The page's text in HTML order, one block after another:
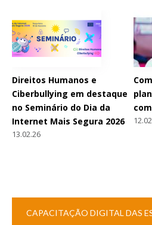
Direitos Humanos e
Ciberbullying em destaque
no Seminário do Dia da
Internet Mais Segura 2026
13.02.26
CAPACITAÇÃO DIGITAL DAS